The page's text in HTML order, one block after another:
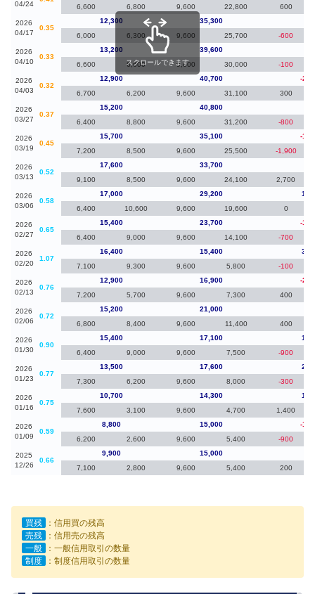
04/24
6,600
6,800 9,600 22,800 600
2026
04/17
0.35
12,300 35,300
6,000
6,300 9,600 25,700 -600
2026
04/10
0.33
13,200 39,600
6,600
6,600 9,600 30,000 -100
2026
04/03
0.32
12,900 40,700
-
6,700
6,200 9,600 31,100 300
2026
03/27
0.37
15,200 40,800
6,400
8,800 9,600 31,200 -800
2026
03/19
0.45
15,700 35,100
-
7,200
8,500 9,600 25,500 -1,900
2026
03/13
0.52
17,600 33,700
9,100
8,500 9,600 24,100 2,700
2026
03/06
0.58
17,000 29,200
6,400
10,600 9,600 19,600 0
2026
02/27
0.65
15,400 23,700
-
6,400
9,000 9,600 14,100 -700
2026
02/20
1.07
16,400 15,400
7,100
9,300 9,600 5,800 -100
2026
02/13
0.76
12,900 16,900
-
7,200
5,700 9,600 7,300 400
2026
02/06
0.72
15,200 21,000
6,800
8,400 9,600 11,400 400
2026
01/30
0.90
15,400 17,100
6,400
9,000 9,600 7,500 -900
2026
01/23
0.77
13,500 17,600
7,300
6,200 9,600 8,000 -300
2026
01/16
0.75
10,700 14,300
7,600
3,100 9,600 4,700 1,400
2026
01/09
0.59
8,800 15,000
-
6,200
2,600 9,600 5,400 -900
2025
12/26
0.66
9,900 15,000
7,100
2,800 9,600 5,400 200
スクロールできます
買残
：信用買の残高
売残
：信用売の残高
一般
：一般信用取引の数量
制度
：制度信用取引の数量